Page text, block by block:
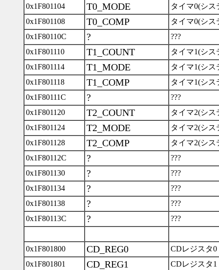
0x1F801104
T0_MODE
タイマ0(シ
0x1F801108
T0_COMP
タイマ0(シ
0x1F80110C
?
???
0x1F801110
T1_COUNT
タイマ1(シ
0x1F801114
T1_MODE
タイマ1(シ
0x1F801118
T1_COMP
タイマ1(シ
0x1F80111C
?
???
0x1F801120
T2_COUNT
タイマ2(シ
0x1F801124
T2_MODE
タイマ2(シ
0x1F801128
T2_COMP
タイマ2(シ
0x1F80112C
?
???
0x1F801130
?
???
0x1F801134
?
???
0x1F801138
?
???
0x1F80113C
? ???
0x1F801800 CD_REG0
CDレジスタ0
0x1F801801
CD_REG1
CDレジスタ1